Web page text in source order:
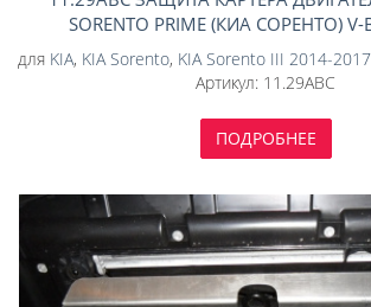
SORENTO PRIME (КИА СОРЕНТО) V-
УСИЛЕННАЯ (АЛЮМИНИЙ
для KIA, KIA Sorento, KIA Sorento III 2014-2017
Артикул: 11.29ABC
ПОДРОБНЕЕ